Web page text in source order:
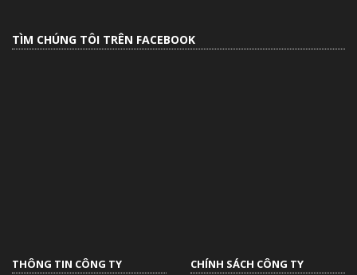
TÌM CHÚNG TÔI TRÊN FACEBOOK
THÔNG TIN CÔNG TY CHÍNH SÁCH CÔNG TY